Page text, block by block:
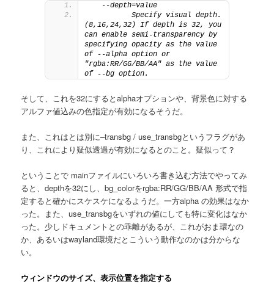
   --depth=value
          Specify visual depth.
(8,16,24,32) If depth is 32, you
can enable semi-transparency by
specifying opacity as the value
of --alpha option or
"rgba:RR/GG/BB/AA" as the value
of --bg option.
そして、これを32にするとalphaオプションや、背景色に対する
アルファ値込みの色指定が有効になるそうだ。
また、これはとは別に–transbg / use_transbgというフラグがあ
り、これにより疑似透過が有効になるとのこと。疑似って？
ということで mainファイルにいろいろ書き込む方法でやってみ
ると、depthを32にし、bg_colorをrgba:RR/GG/BB/AA 形式で指
定すると確かにスケスケになるようだ。一方alpha の効果はなか
った。また、use_transbgをいずれの値にしても特に変化はなか
った。少しドキュメントとの乖離があるが、これがおま環なの
か、あるいはwayland環境だとこういう動作なのかは分からな
い。
ウィンドウのサイズ、表示位置を指定する